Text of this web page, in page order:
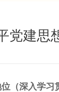
党建思
（深入学习